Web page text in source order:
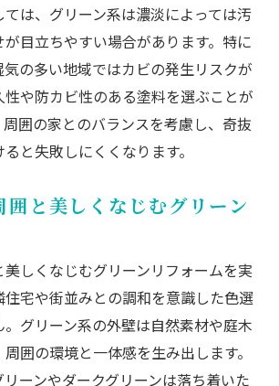
で実現するナチュラルな住まいづ
の色選びと風水を活かしたアドバ
は、グリーン系は濃淡によっては汚
目立ちやすい場合があります。特に
の多い地域ではカビの発生リスクが
や防カビ性のある塗料を選ぶことが
囲の家とのバランスを考慮し、奇抜
と失敗しにくくなります。
囲と美しくなじむグリーン
しくなじむグリーンリフォームを実
宅や街並みとの調和を意識した色選
グリーン系の外壁は自然素材や庭木
囲の環境と一体感を生み出します。
ーンやダークグリーンは落ち着いた